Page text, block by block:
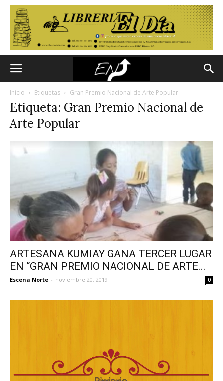
Inicio Etiquetas Gran Premio Nacional de Arte Popular
Etiqueta: Gran Premio Nacional de
Arte Popular
ARTESANA KUMIAY GANA TERCER LUGAR
EN “GRAN PREMIO NACIONAL DE ARTE...
Escena Norte - noviembre 20, 2019 0